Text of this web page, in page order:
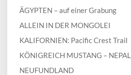
ÄGYPTEN – auf einer Grabung
ALLEIN IN DER MONGOLEI
KALIFORNIEN: Pacific Crest Trail
KÖNIGREICH MUSTANG – NEPAL
NEUFUNDLAND